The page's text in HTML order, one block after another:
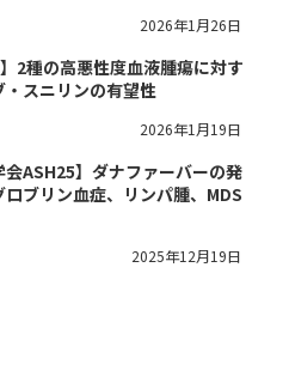
2026年1月26日
】2種の高悪性度血液腫瘍に対す
・スニリンの有望性
2026年1月19日
会ASH25】ダナファーバーの発
ブリン血症、リンパ腫、MDS
2025年12月19日